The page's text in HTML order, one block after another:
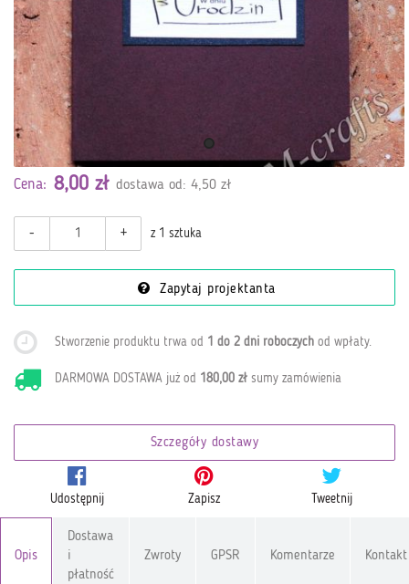
Cena: 8,00 zł dostawa od: 4,50 zł
- + z 1 sztuka
Zapytaj projektanta
Stworzenie produktu trwa od 1 do 2 dni roboczych od wpłaty.
DARMOWA DOSTAWA już od 180,00 zł sumy zamówienia
Szczegóły dostawy
Udostępnij Zapisz Tweetnij
Opis
Dostawa
i
płatność
Zwroty GPSR Komentarze Kontakt